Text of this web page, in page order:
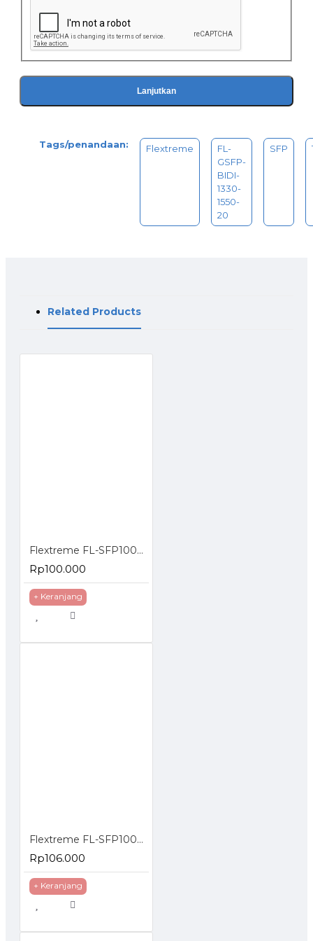
Lanjutkan
Tags/penandaan: Flextreme
FL-
GSFP-
BIDI-
1330-
1550-
20
SFP
Related Products
Flextreme FL-SFP1000MM SFP Module 1000BaseSX Multimode
Rp100.000
+ Keranjang
Flextreme FL-SFP1000SM SFP Module 1000BaseLX Single Mode
Rp106.000
+ Keranjang